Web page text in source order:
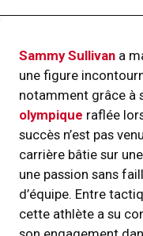
Sammy Sullivan a
une figure
notamment grâce à
olympique raflée
succès n’est pas
carrière bâtie sur
une passion sans
d’équipe. Entre
cette athlète a su